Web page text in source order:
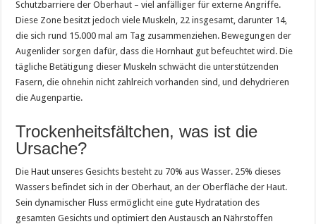
Schutzbarriere der Oberhaut – viel anfälliger für externe Angriffe.
Diese Zone besitzt jedoch viele Muskeln, 22 insgesamt, darunter 14,
die sich rund 15.000 mal am Tag zusammenziehen. Bewegungen der
Augenlider sorgen dafür, dass die Hornhaut gut befeuchtet wird. Die
tägliche Betätigung dieser Muskeln schwächt die unterstützenden
Fasern, die ohnehin nicht zahlreich vorhanden sind, und dehydrieren
die Augenpartie.
Trockenheitsfältchen, was ist die
Ursache?
Die Haut unseres Gesichts besteht zu 70% aus Wasser. 25% dieses
Wassers befindet sich in der Oberhaut, an der Oberfläche der Haut.
Sein dynamischer Fluss ermöglicht eine gute Hydratation des
gesamten Gesichts und optimiert den Austausch an Nährstoffen